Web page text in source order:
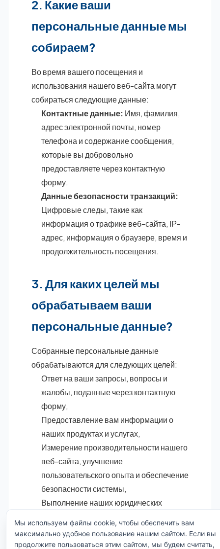
2. Какие ваши
персональные данные мы
собираем?
Во время вашего посещения и
использования нашего веб-сайта могут
собираться следующие данные:
Контактные данные: Имя, фамилия,
адрес электронной почты, номер
телефона и содержание сообщения,
которые вы добровольно
предоставляете через контактную
форму.
Данные безопасности транзакций:
Цифровые следы, такие как
информация о трафике веб-сайта, IP-
адрес, информация о браузере, время и
продолжительность посещения.
3. Для каких целей мы
обрабатываем ваши
персональные данные?
Собранные персональные данные
обрабатываются для следующих целей:
Ответ на ваши запросы, вопросы и
жалобы, поданные через контактную
форму,
Предоставление вам информации о
наших продуктах и услугах,
Измерение производительности нашего
веб-сайта, улучшение
пользовательского опыта и обеспечение
безопасности системы,
Выполнение наших юридических
уведомлений в уполномоченные
государственные органы.
Мы используем файлы cookie, чтобы обеспечить вам
максимально удобное пользование нашим сайтом. Если вы
продолжите пользоваться этим сайтом, мы будем считать,